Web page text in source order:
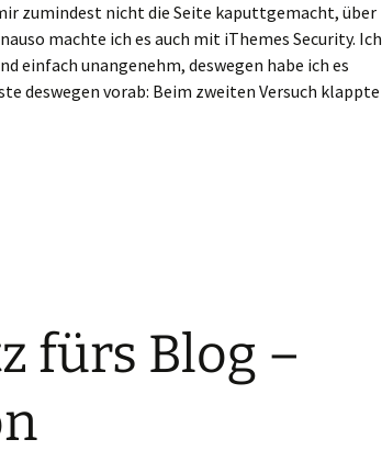
zumindest nicht die Seite kaputtgemacht, über
machte ich es auch mit iThemes Security. Ich
einfach unangenehm, deswegen habe ich es
deswegen vorab: Beim zweiten Versuch klappte
fürs Blog –